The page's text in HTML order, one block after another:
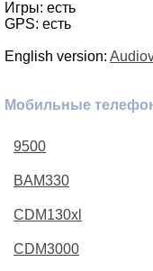
Игры: есть
GPS: есть
English version:
Мобильные
9500
BAM330
CDM130xl
CDM3000